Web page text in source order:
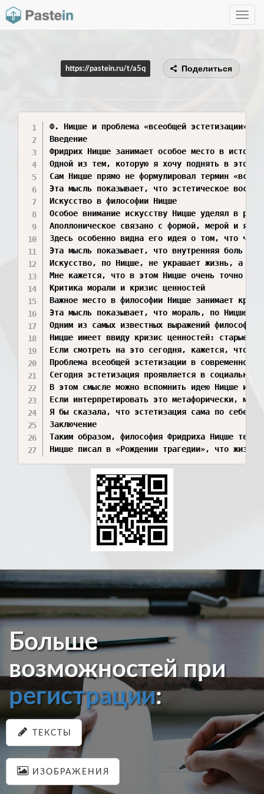
Toggle
https://pastein.ru/t/a5q Поделиться
Ф. Ницше и проблема «всеобщей эстетизации»
Введение
Фридрих Ницше занимает особое место в
Одной из тем, которую я хочу поднять в этом
Сам Ницше прямо не формулировал термин
Эта мысль показывает, что эстетическое
Искусство в философии Ницше
Особое внимание искусству Ницше уделял в
Аполлоническое связано с формой, мерой и
Здесь особенно видна его идея о том, что
Эта мысль показывает, что внутренняя боль и
Искусство, по Ницше, не украшает жизнь, а
Мне кажется, что в этом Ницше очень точно
Критика морали и кризис ценностей
Важное место в философии Ницше занимает
Эта мысль показывает, что мораль, по Ницше,
Одним из самых известных выражений
Ницше имеет ввиду кризис ценностей: старые
Если смотреть на это сегодня, кажется, что
Проблема всеобщей эстетизации в современной
Сегодня эстетизация проявляется в
В этом смысле можно вспомнить идею Ницше из
Если интерпретировать это метафорически,
Я бы сказала, что эстетизация сама по себе
Заключение
Таким образом, философия Фридриха Ницше
Ницше писал в «Рождении трагедии», что
Больше
возможностей при
регистрации:
ТЕКСТЫ
ИЗОБРАЖЕНИЯ